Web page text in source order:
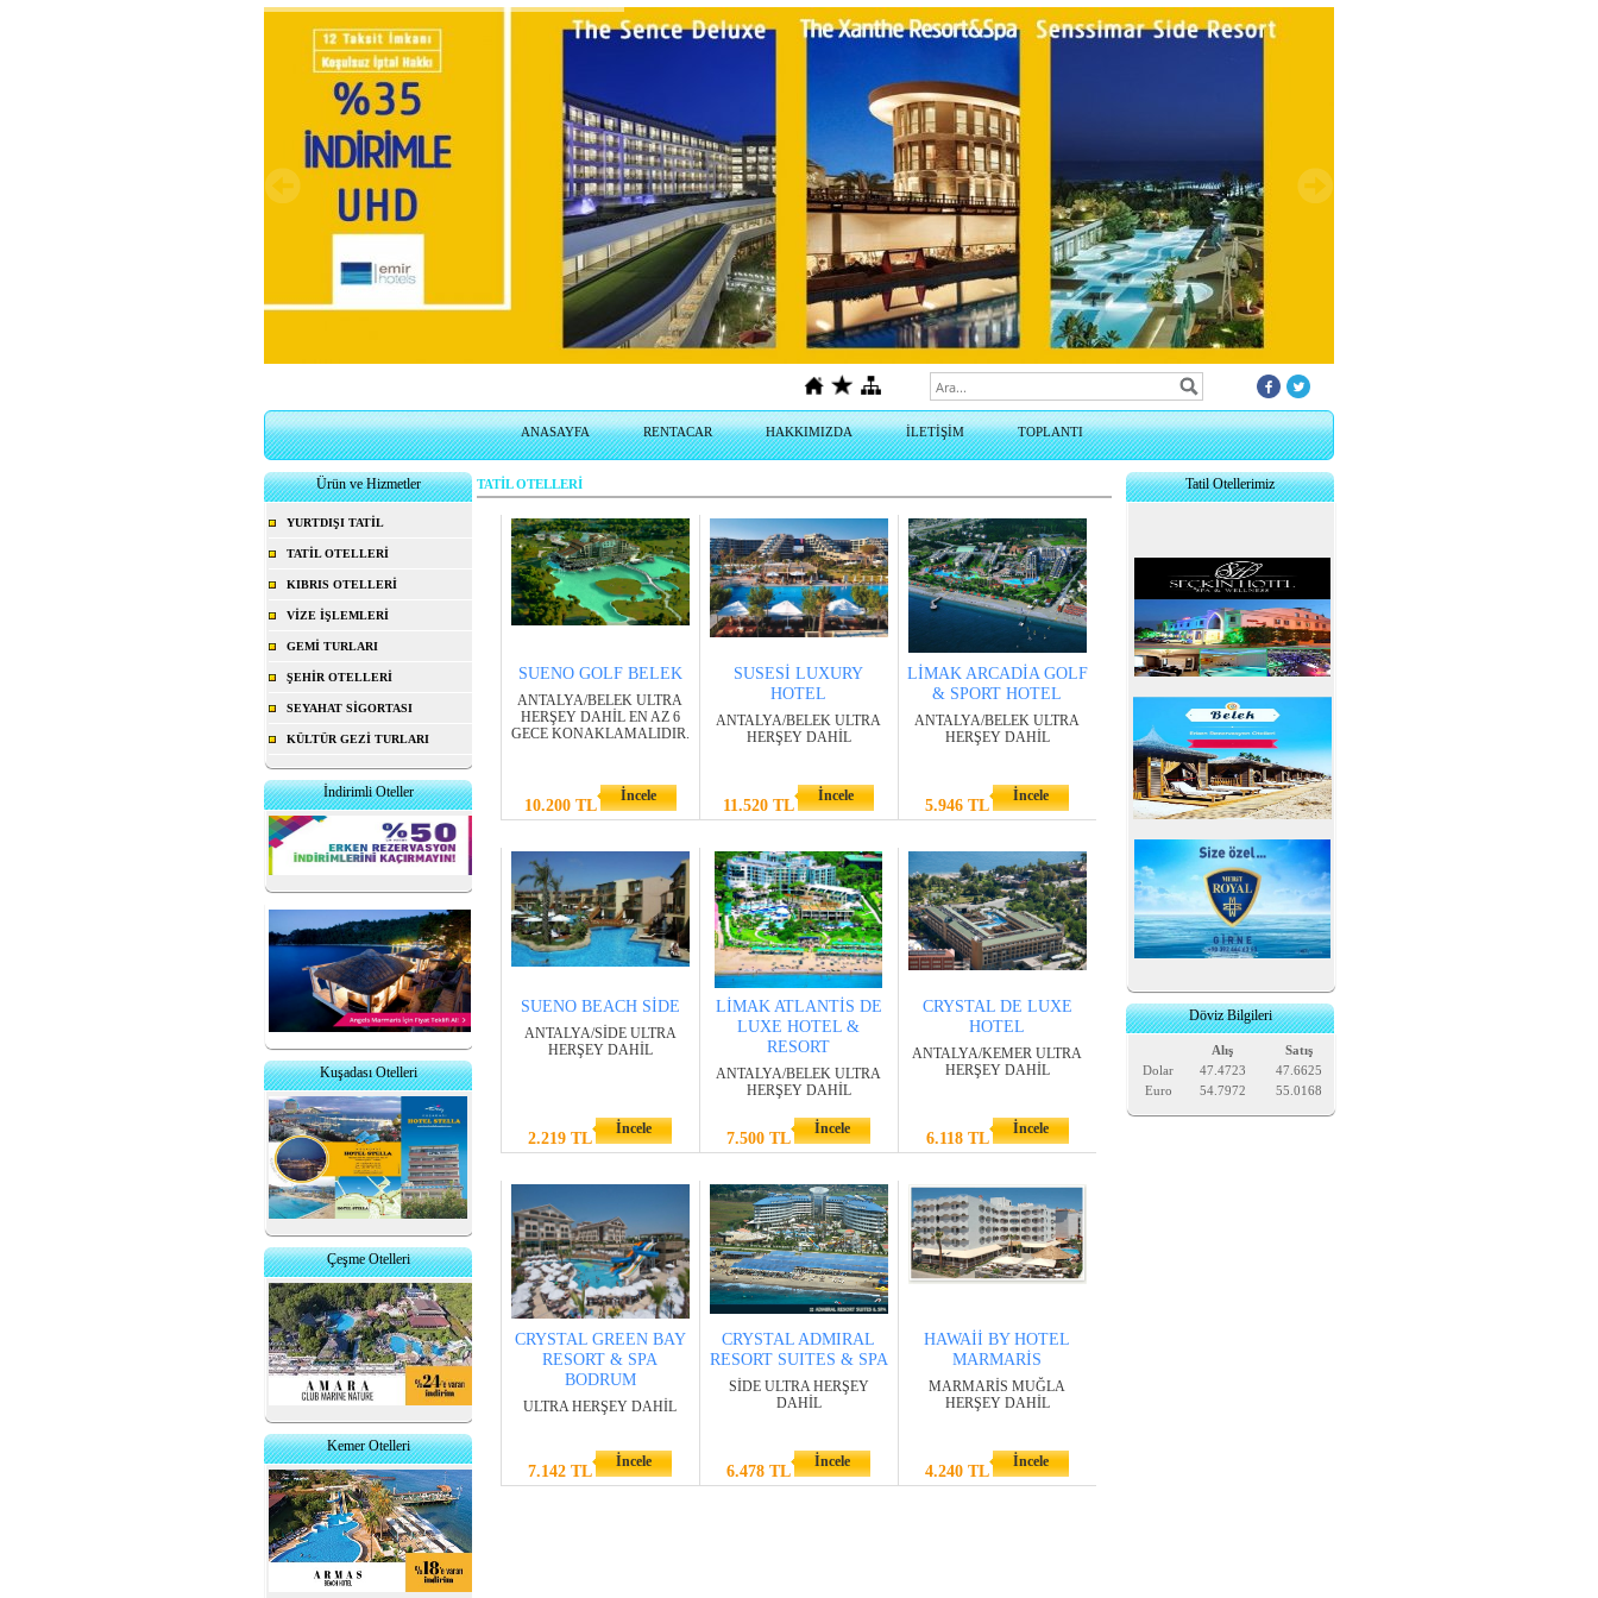
ANASAYFA RENTACAR HAKKIMIZDA İLETİŞİM TOPLANTI
Ürün ve Hizmetler
YURTDIŞI TATİL
TATİL OTELLERİ
KIBRIS OTELLERİ
VİZE İŞLEMLERİ
GEMİ TURLARI
ŞEHİR OTELLERİ
SEYAHAT SİGORTASI
KÜLTÜR GEZİ TURLARI
İndirimli Oteller
Kuşadası Otelleri
Çeşme Otelleri
Kemer Otelleri
TATİL OTELLERİ
SUENO GOLF BELEK
ANTALYA/BELEK ULTRA
HERŞEY DAHİL EN AZ 6
GECE KONAKLAMALIDIR.
10.200 TL
İncele
SUSESİ LUXURY
HOTEL
ANTALYA/BELEK ULTRA
HERŞEY DAHİL
11.520 TL
İncele
LİMAK ARCADİA GOLF
& SPORT HOTEL
ANTALYA/BELEK ULTRA
HERŞEY DAHİL
5.946 TL
İncele
SUENO BEACH SİDE
ANTALYA/SİDE ULTRA
HERŞEY DAHİL
2.219 TL
İncele
LİMAK ATLANTİS DE
LUXE HOTEL &
RESORT
ANTALYA/BELEK ULTRA
HERŞEY DAHİL
7.500 TL
İncele
CRYSTAL DE LUXE
HOTEL
ANTALYA/KEMER ULTRA
HERŞEY DAHİL
6.118 TL
İncele
CRYSTAL GREEN BAY
RESORT & SPA
BODRUM
ULTRA HERŞEY DAHİL
7.142 TL
İncele
CRYSTAL ADMIRAL
RESORT SUITES & SPA
SİDE ULTRA HERŞEY
DAHİL
6.478 TL
İncele
HAWAİİ BY HOTEL
MARMARİS
MARMARİS MUĞLA
HERŞEY DAHİL
4.240 TL
İncele
Tatil Otellerimiz
Döviz Bilgileri
Alış
Satış
Dolar
47.4723
47.6625
Euro
54.7972 55.0168